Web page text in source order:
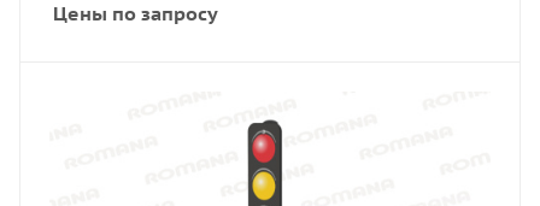
Цены по запросу